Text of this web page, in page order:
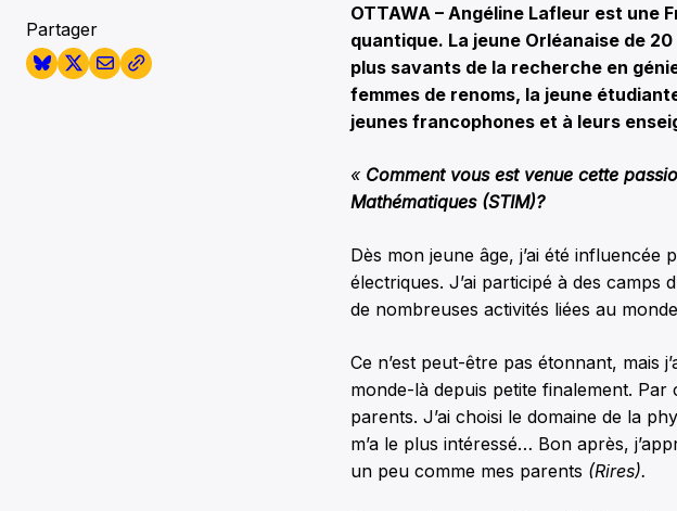
Partager
OTTAWA – Angéline Lafleur est une
quantique. La jeune Orléanaise de
plus savants de la recherche en
femmes de renoms, la jeune
jeunes francophones et à leurs
« Comment vous est venue cette
Mathématiques (STIM)?
Dès mon jeune âge, j’ai été
électriques. J’ai participé à des camps
de nombreuses activités liées au
Ce n’est peut-être pas étonnant, mais
monde-là depuis petite finalement.
parents. J’ai choisi le domaine de la
m’a le plus intéressé… Bon après,
un peu comme mes parents (Rires).